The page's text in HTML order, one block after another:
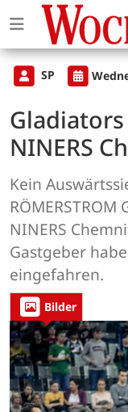
SP
NINERS
Kein
NINERS
Gastgeber
eingefahren.
Bilder